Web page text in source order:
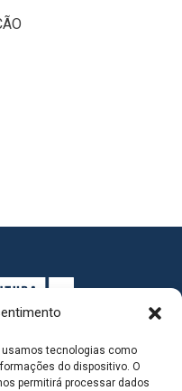
usamos tecnologias como
do dispositivo. O
permitirá processar dados